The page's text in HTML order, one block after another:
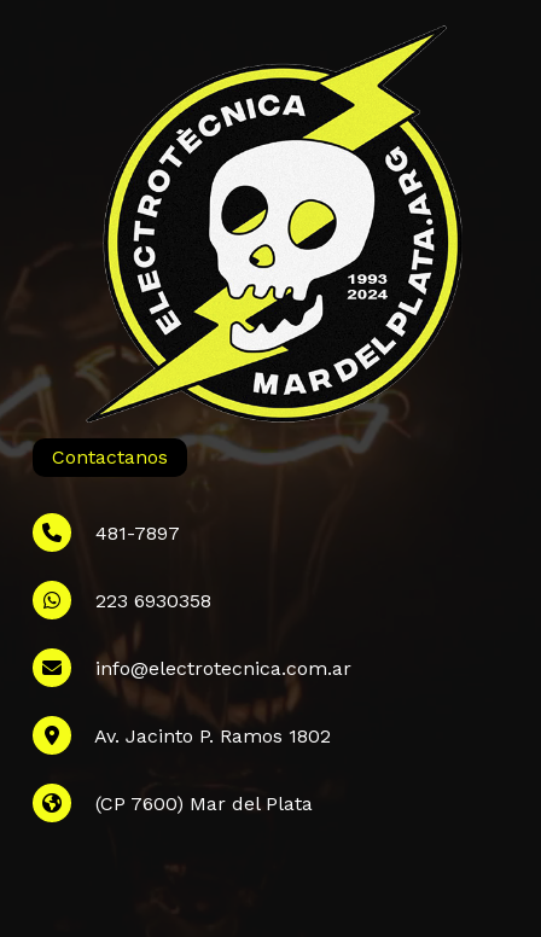
Contactanos
481-7897
223 6930358
info@electrotecnica.com.ar
Av. Jacinto P. Ramos 1802
(CP 7600) Mar del Plata
Información
QUIENES SOMOS
POLÍTICA DE PRIVACIDAD
PREGUNTAS FRECUENTES
CONTACTANOS